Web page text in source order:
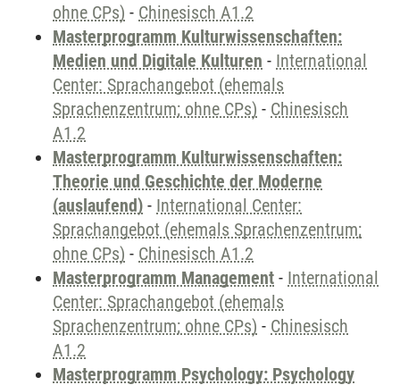
ohne CPs) - Chinesisch A1.2
Masterprogramm Kulturwissenschaften:
Medien und Digitale Kulturen - International
Center: Sprachangebot (ehemals
Sprachenzentrum; ohne CPs) - Chinesisch
A1.2
Masterprogramm Kulturwissenschaften:
Theorie und Geschichte der Moderne
(auslaufend) - International Center:
Sprachangebot (ehemals Sprachenzentrum;
ohne CPs) - Chinesisch A1.2
Masterprogramm Management - International
Center: Sprachangebot (ehemals
Sprachenzentrum; ohne CPs) - Chinesisch
A1.2
Masterprogramm Psychology: Psychology